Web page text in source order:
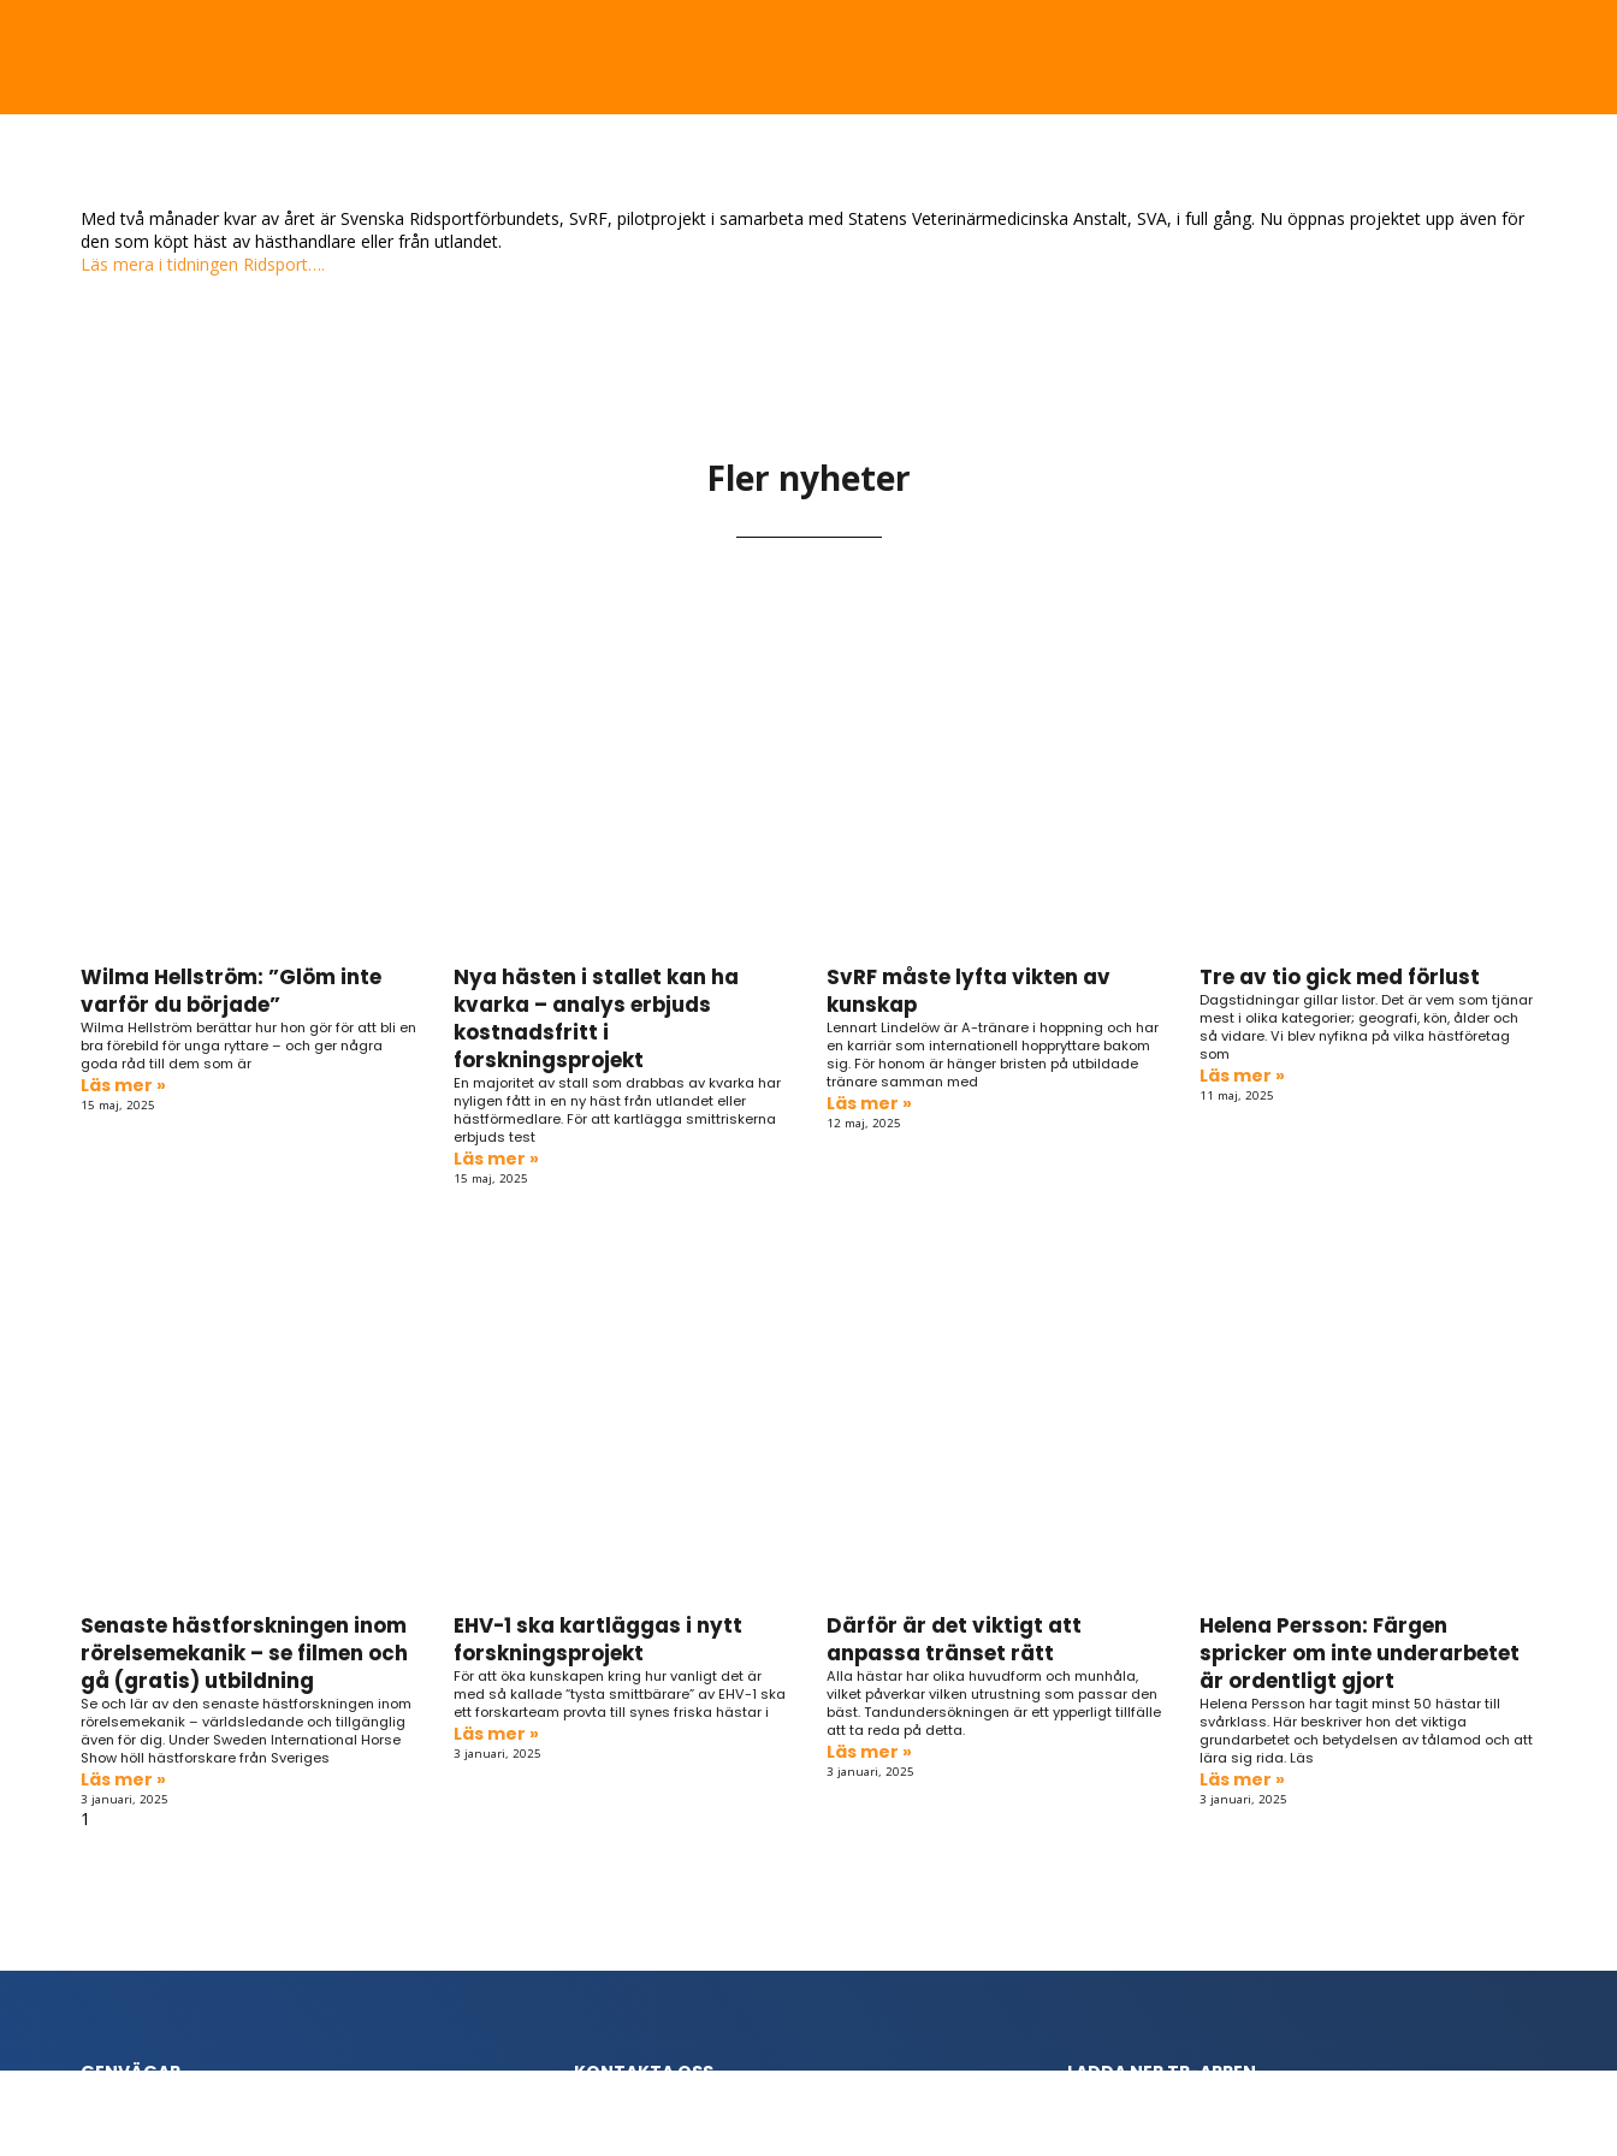
Med två månader kvar av året är Svenska Ridsportförbundets, SvRF, pilotprojekt i samarbeta med Statens Veterinärmedicinska Anstalt, SVA, i full gång. Nu öppnas projektet upp även för
den som köpt häst av hästhandlare eller från utlandet.
Läs mera i tidningen Ridsport….
Fler nyheter
Wilma Hellström: ”Glöm inte
varför du började”
Wilma Hellström berättar hur hon gör för att bli en
bra förebild för unga ryttare – och ger några
goda råd till dem som är
Läs mer »
15 maj, 2025
Nya hästen i stallet kan ha
kvarka – analys erbjuds
kostnadsfritt i
forskningsprojekt
En majoritet av stall som drabbas av kvarka har
nyligen fått in en ny häst från utlandet eller
hästförmedlare. För att kartlägga smittriskerna
erbjuds test
Läs mer »
15 maj, 2025
SvRF måste lyfta vikten av
kunskap
Lennart Lindelöw är A-tränare i hoppning och har
en karriär som internationell hoppryttare bakom
sig. För honom är hänger bristen på utbildade
tränare samman med
Läs mer »
12 maj, 2025
Tre av tio gick med förlust
Dagstidningar gillar listor. Det är vem som tjänar
mest i olika kategorier; geografi, kön, ålder och
så vidare. Vi blev nyfikna på vilka hästföretag
som
Läs mer »
11 maj, 2025
Senaste hästforskningen inom
rörelsemekanik – se filmen och
gå (gratis) utbildning
Se och lär av den senaste hästforskningen inom
rörelsemekanik – världsledande och tillgänglig
även för dig. Under Sweden International Horse
Show höll hästforskare från Sveriges
Läs mer »
3 januari, 2025
EHV-1 ska kartläggas i nytt
forskningsprojekt
För att öka kunskapen kring hur vanligt det är
med så kallade “tysta smittbärare” av EHV-1 ska
ett forskarteam provta till synes friska hästar i
Läs mer »
3 januari, 2025
Därför är det viktigt att
anpassa tränset rätt
Alla hästar har olika huvudform och munhåla,
vilket påverkar vilken utrustning som passar den
bäst. Tandundersökningen är ett ypperligt tillfälle
att ta reda på detta.
Läs mer »
3 januari, 2025
Helena Persson: Färgen
spricker om inte underarbetet
är ordentligt gjort
Helena Persson har tagit minst 50 hästar till
svårklass. Här beskriver hon det viktiga
grundarbetet och betydelsen av tålamod och att
lära sig rida. Läs
Läs mer »
3 januari, 2025
GENVÄGAR KONTAKTA OSS LADDA NER TP-APPEN